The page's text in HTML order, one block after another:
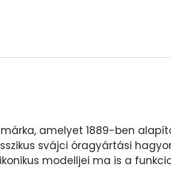
amelyet 1889-ben
svájci óragyártási
modelljei ma is a